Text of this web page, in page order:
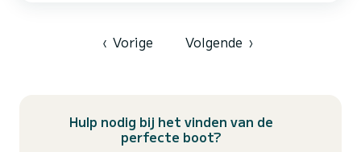
‹ Vorige Volgende ›
Hulp nodig bij het vinden van de
perfecte boot?